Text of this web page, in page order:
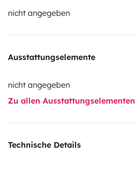
nicht angegeben
Ausstattungselemente
nicht angegeben
Zu allen Ausstattungselementen
Technische Details